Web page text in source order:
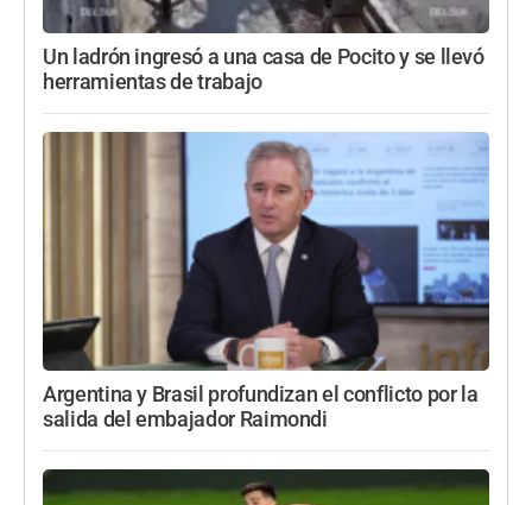
Un ladrón ingresó a una casa de Pocito y se llevó
herramientas de trabajo
Argentina y Brasil profundizan el conflicto por la
salida del embajador Raimondi